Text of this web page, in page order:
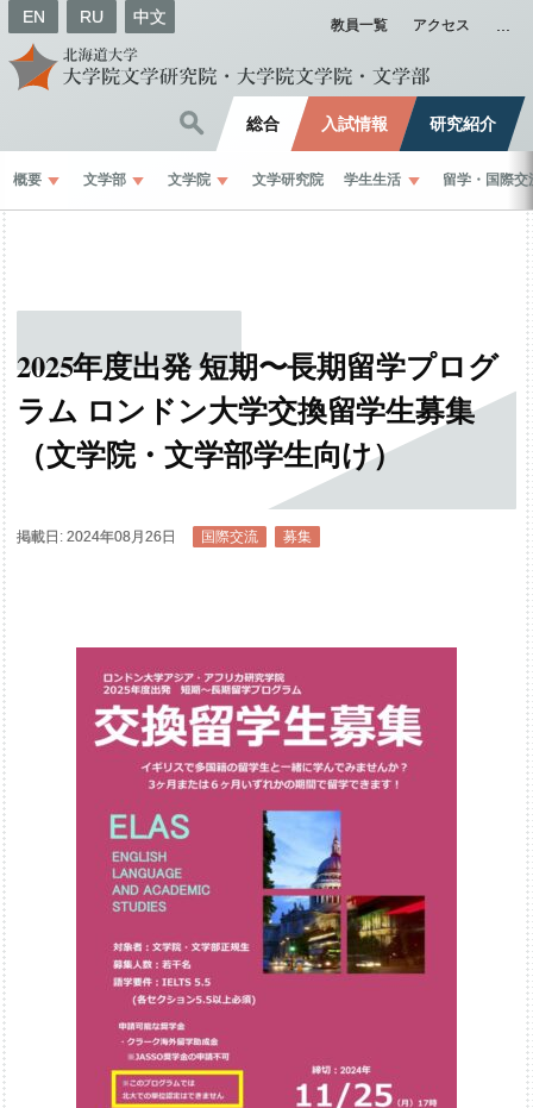
EN RU 中文 教員一覧 アクセス
総合 入試情報 研究紹介
概要 文学部 文学院 文学研究院 学生生活 留学 ・ 国際交
2025年度出発短期〜長期留学プログ
ラム ロンドン大学交換留学生募集
（文学院・文学部学生向け）
掲載日: 2024年08月26日 国際交流 募集